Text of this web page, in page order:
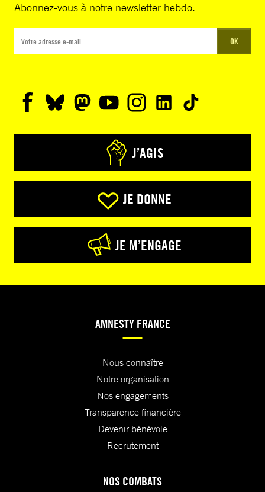
Abonnez-vous à notre newsletter hebdo.
OK
J’AGIS
JE DONNE
JE M’ENGAGE
AMNESTY FRANCE
Nous connaître
Notre organisation
Nos engagements
Transparence financière
Devenir bénévole
Recrutement
NOS COMBATS